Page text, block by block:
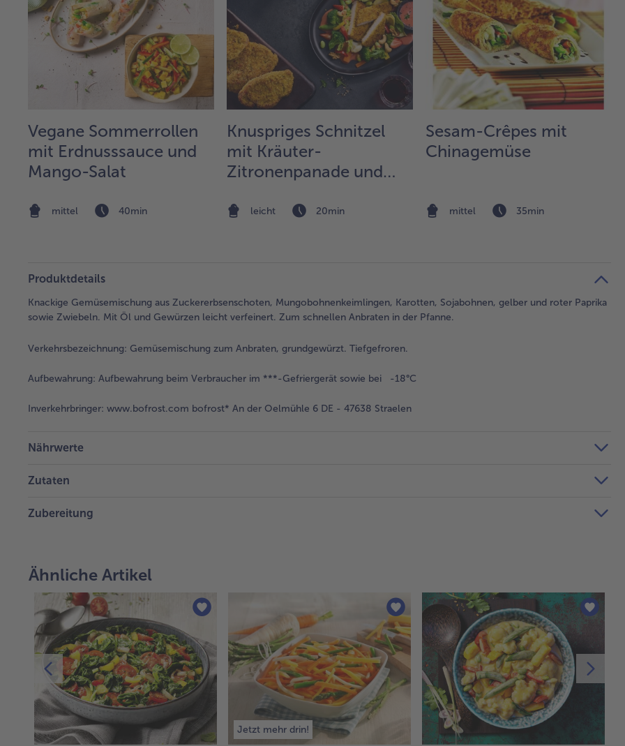
Vegane Sommerrollen
mit Erdnusssauce und
Mango-Salat
mittel 40min
Knuspriges Schnitzel
mit Kräuter-
Zitronenpanade und
Erdbeer-Salat
leicht 20min
Sesam-Crêpes mit
Chinagemüse
mittel 35min
Produktdetails
Knackige Gemüsemischung aus Zuckererbsenschoten, Mungobohnenkeimlingen, Karotten, Sojabohnen, gelber und roter Paprika
sowie Zwiebeln. Mit Öl und Gewürzen leicht verfeinert. Zum schnellen Anbraten in der Pfanne.
Verkehrsbezeichnung: Gemüsemischung zum Anbraten, grundgewürzt. Tiefgefroren.
Aufbewahrung: Aufbewahrung beim Verbraucher im ***-Gefriergerät sowie bei -18°C
Inverkehrbringer: www.bofrost.com bofrost* An der Oelmühle 6 DE - 47638 Straelen
Nährwerte
Zutaten
Zubereitung
Ähnliche Artikel
Jetzt mehr drin!